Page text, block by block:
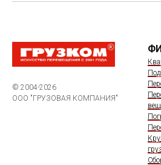
© 2004-2026
ООО "ГРУЗОВАЯ КОМПАНИЯ"